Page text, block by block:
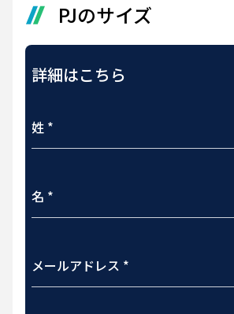
PJのサイズ
詳細はこちら